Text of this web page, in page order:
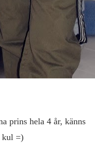
prins hela 4 år, känns
kul =)